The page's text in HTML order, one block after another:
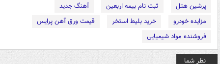
پرشین هتل
ثبت نام بیمه اربعین
آهنگ جدید
مزایده خودرو
خرید بلیط استخر
قیمت ورق آهن پرایس
فروشنده مواد شیمیایی
نظر شما